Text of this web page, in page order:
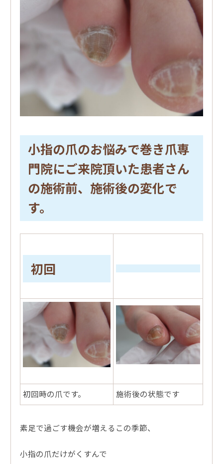
小指の爪のお悩みで巻き爪専
門院にご来院頂いた患者さん
の施術前、施術後の変化で
す。
初回
初回時の爪です。 施術後の状態です
素足で過ごす機会が増えるこの季節、
小指の爪だけがくすんで